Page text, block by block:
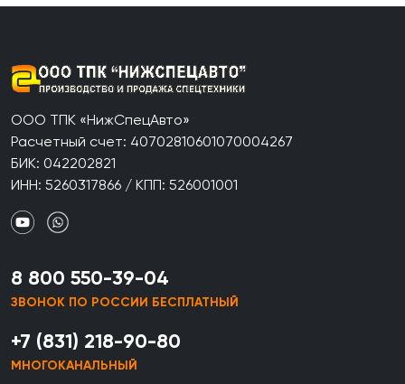
ООО ТПК «НижСпецАвто»
Расчетный счет: 40702810601070004267
БИК: 042202821
ИНН: 5260317866 / КПП: 526001001
8 800 550-39-04
ЗВОНОК ПО РОССИИ БЕСПЛАТНЫЙ
+7 (831) 218-90-80
МНОГОКАНАЛЬНЫЙ